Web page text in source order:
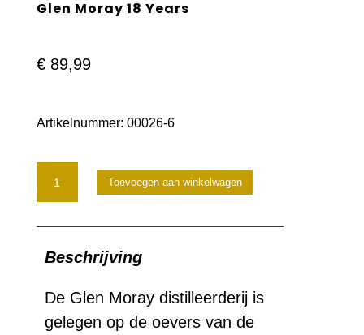
Glen Moray 18 Years
€89,99
Artikelnummer: 00026-6
Glen
Moray
Years
aantal
Toevoegen aan winkelwagen
Beschrijving
De Glen Moray distilleerderij is
gelegen op de oevers van de